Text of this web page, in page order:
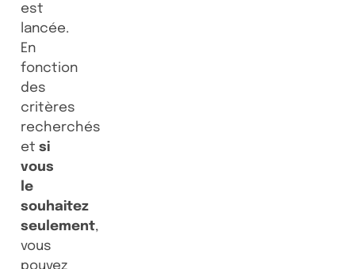
est
lancée.
En
fonction
des
critères
recherchés
et si
vous
le
souhaitez
seulement,
vous
pouvez